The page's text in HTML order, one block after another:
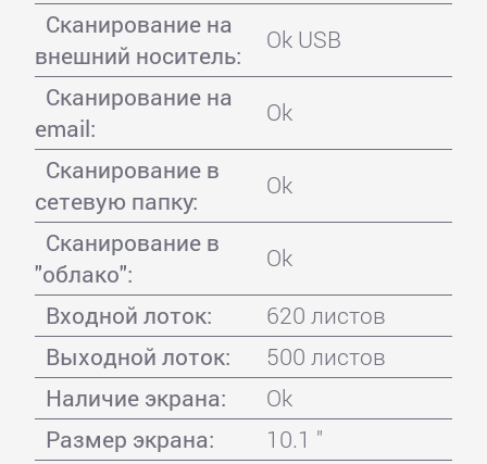
Сканирование на
внешний носитель:
Ok USB
Сканирование на
email:
Ok
Сканирование в
сетевую папку:
Ok
Сканирование в
"облако":
Ok
Входной лоток:
620 листов
Выходной лоток:
500 листов
Наличие экрана:
Ok
Размер экрана:
10.1 "